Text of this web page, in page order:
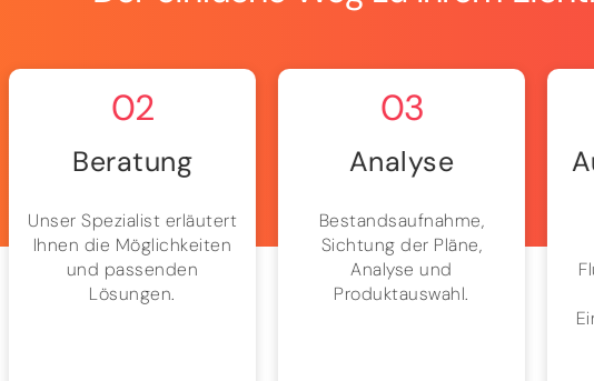
02
Beratung
Unser Spezialist erläutert
Ihnen die Möglichkeiten
und passenden
Lösungen.
03
Analyse
Bestandsaufnahme,
Sichtung der Pläne,
Analyse und
Produktauswahl.